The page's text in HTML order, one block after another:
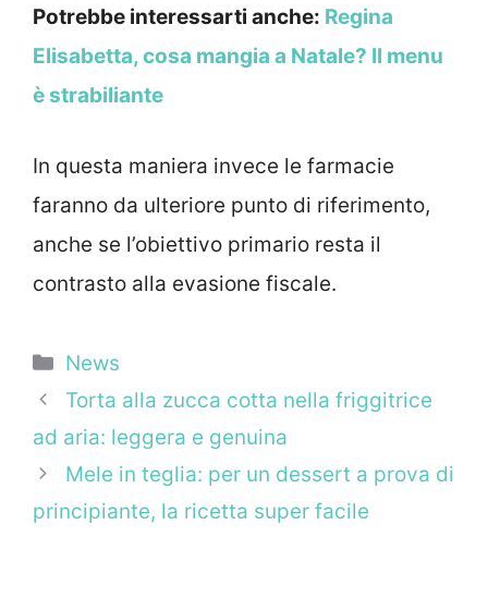
Potrebbe interessarti anche: Regina
Elisabetta, cosa mangia a Natale? Il menu
è strabiliante
In questa maniera invece le farmacie
faranno da ulteriore punto di riferimento,
anche se l’obiettivo primario resta il
contrasto alla evasione fiscale.
Categorie
News
Torta alla zucca cotta nella friggitrice
ad aria: leggera e genuina
Mele in teglia: per un dessert a prova di
principiante, la ricetta super facile